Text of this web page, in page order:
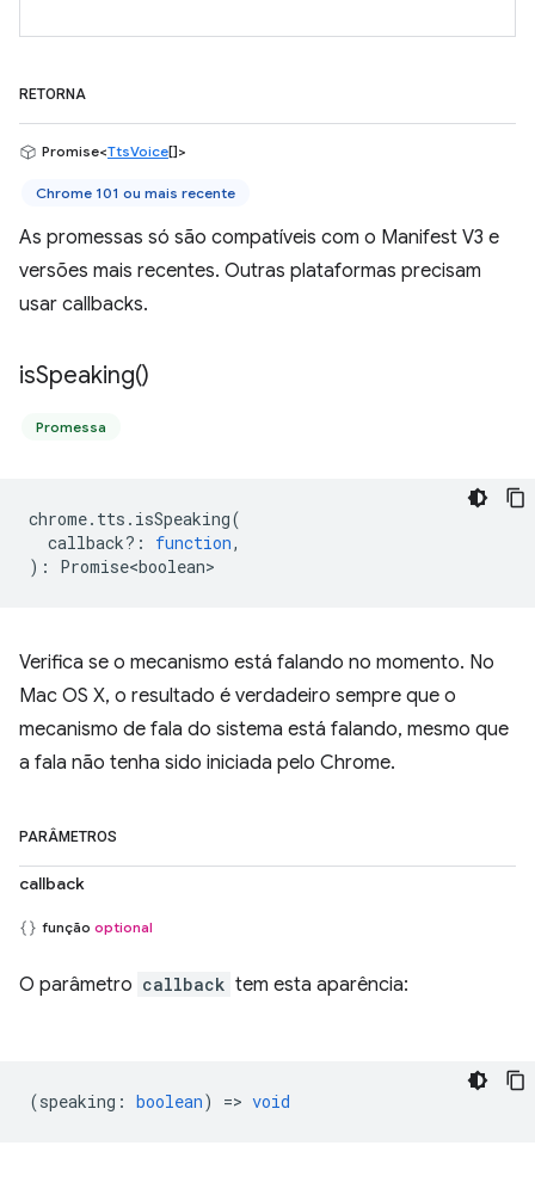
RETORNA
Promise<TtsVoice[]>
Chrome 101 ou mais recente
As promessas só são compatíveis com o Manifest V3 e
versões mais recentes. Outras plataformas precisam
usar callbacks.
isSpeaking()
Promessa
chrome. tts . isSpeaking(
callback? : function,
) : Promise<boolean>
Verifica se o mecanismo está falando no momento. No
Mac OS X, o resultado é verdadeiro sempre que o
mecanismo de fala do sistema está falando, mesmo que
a fala não tenha sido iniciada pelo Chrome.
PARÂMETROS
callback
função optional
O parâmetro callback tem esta aparência:
(speaking : boolean) => void